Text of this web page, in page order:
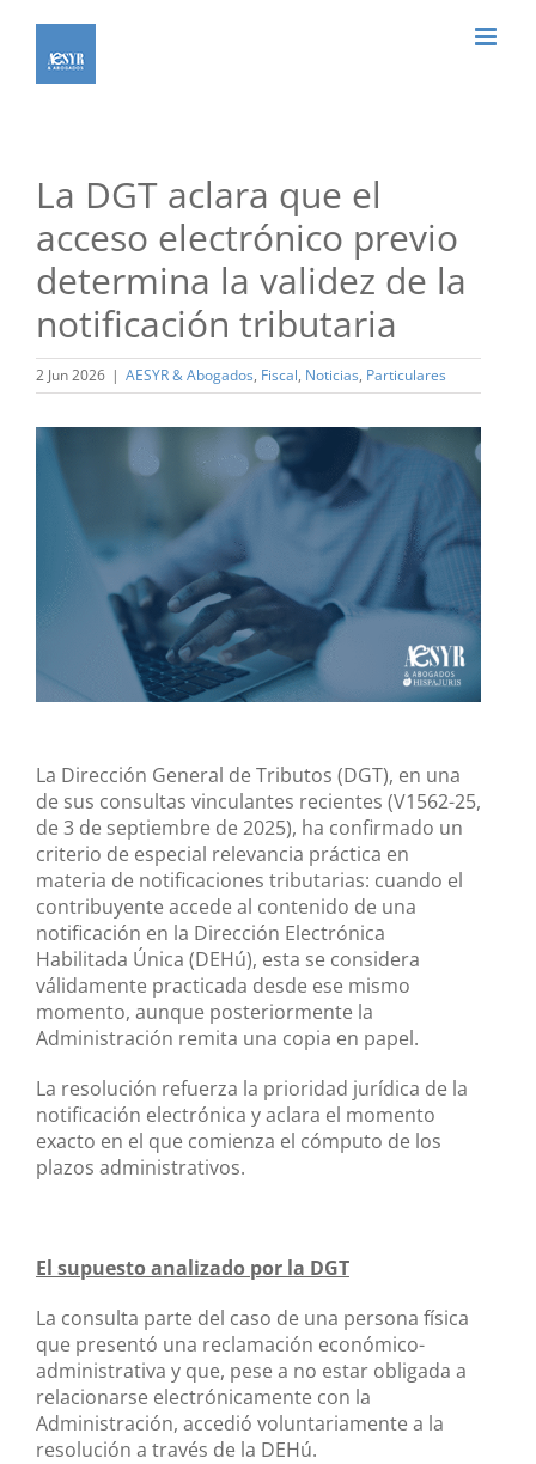
contenido
La DGT aclara que el
acceso electrónico previo
determina la validez de la
notificación tributaria
2 Jun 2026 | AESYR & Abogados, Fiscal, Noticias, Particulares
Ver
imagen
más
grande
La Dirección General de Tributos (DGT), en una
de sus consultas vinculantes recientes (V1562-25,
de 3 de septiembre de 2025), ha confirmado un
criterio de especial relevancia práctica en
materia de notificaciones tributarias: cuando el
contribuyente accede al contenido de una
notificación en la Dirección Electrónica
Habilitada Única (DEHú), esta se considera
válidamente practicada desde ese mismo
momento, aunque posteriormente la
Administración remita una copia en papel.
La resolución refuerza la prioridad jurídica de la
notificación electrónica y aclara el momento
exacto en el que comienza el cómputo de los
plazos administrativos.
El supuesto analizado por la DGT
La consulta parte del caso de una persona física
que presentó una reclamación económico-
administrativa y que, pese a no estar obligada a
relacionarse electrónicamente con la
Administración, accedió voluntariamente a la
resolución a través de la DEHú.